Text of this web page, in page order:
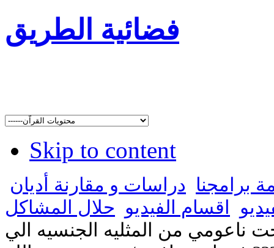
فضائية الطريق
Skip to content
برامجنا
دراسات و مقارنة أديان
اقسام الفيديو حلال المشاكل
ناعومي من المثليه الجنسيه الي